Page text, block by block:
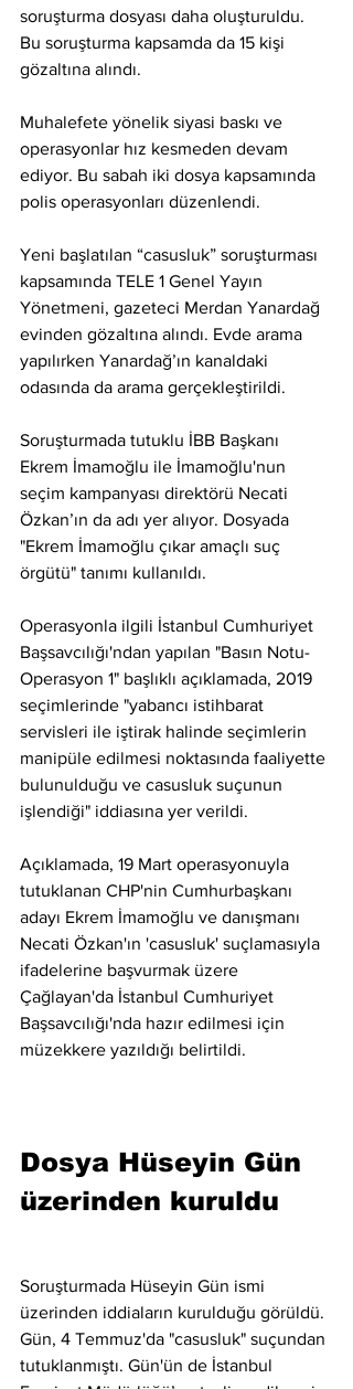
soruşturma dosyası daha oluşturuldu.
Bu soruşturma kapsamda da 15 kişi
gözaltına alındı.
Muhalefete yönelik siyasi baskı ve
operasyonlar hız kesmeden devam
ediyor. Bu sabah iki dosya kapsamında
polis operasyonları düzenlendi.
Yeni başlatılan “casusluk” soruşturması
kapsamında TELE 1 Genel Yayın
Yönetmeni, gazeteci Merdan Yanardağ
evinden gözaltına alındı. Evde arama
yapılırken Yanardağ’ın kanaldaki
odasında da arama gerçekleştirildi.
Soruşturmada tutuklu İBB Başkanı
Ekrem İmamoğlu ile İmamoğlu'nun
seçim kampanyası direktörü Necati
Özkan’ın da adı yer alıyor. Dosyada
"Ekrem İmamoğlu çıkar amaçlı suç
örgütü" tanımı kullanıldı.
Operasyonla ilgili İstanbul Cumhuriyet
Başsavcılığı'ndan yapılan "Basın Notu-
Operasyon 1" başlıklı açıklamada, 2019
seçimlerinde "yabancı istihbarat
servisleri ile iştirak halinde seçimlerin
manipüle edilmesi noktasında faaliyette
bulunulduğu ve casusluk suçunun
işlendiği" iddiasına yer verildi.
Açıklamada, 19 Mart operasyonuyla
tutuklanan CHP'nin Cumhurbaşkanı
adayı Ekrem İmamoğlu ve danışmanı
Necati Özkan'ın 'casusluk' suçlamasıyla
ifadelerine başvurmak üzere
Çağlayan'da İstanbul Cumhuriyet
Başsavcılığı'nda hazır edilmesi için
müzekkere yazıldığı belirtildi.
Dosya Hüseyin Gün
üzerinden kuruldu
Soruşturmada Hüseyin Gün ismi
üzerinden iddiaların kurulduğu görüldü.
Gün, 4 Temmuz'da "casusluk" suçundan
tutuklanmıştı. Gün'ün de İstanbul